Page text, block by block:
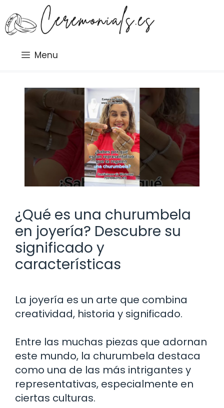
al
contenido
Menu
¿Qué es una churumbela
en joyería? Descubre su
significado y
características
La joyería es un arte que combina
creatividad, historia y significado.
Entre las muchas piezas que adornan
este mundo, la churumbela destaca
como una de las más intrigantes y
representativas, especialmente en
ciertas culturas.